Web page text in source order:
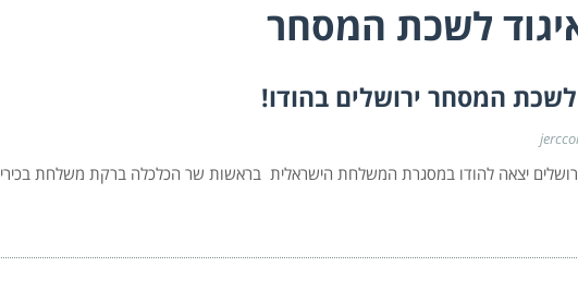
לשכת המסחר
המסחר ירושלים בהודו!
יצאה להודו במסגרת המשלחת הישראלית בראשות שר הכלכלה ברקת משלחת בכירי